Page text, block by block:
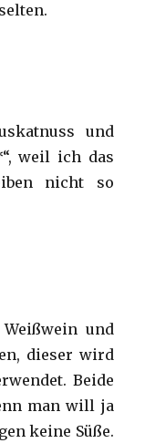
und
weil ich das
nicht so
und
dieser wird
Beide
man will ja
keine Süße.